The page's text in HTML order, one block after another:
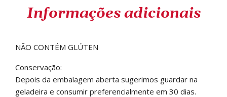
Informações adicionais
NÃO CONTÉM GLÚTEN
Conservação:
Depois da embalagem aberta sugerimos guardar na
geladeira e consumir preferencialmente em 30 dias.